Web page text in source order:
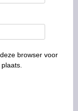
browser voor